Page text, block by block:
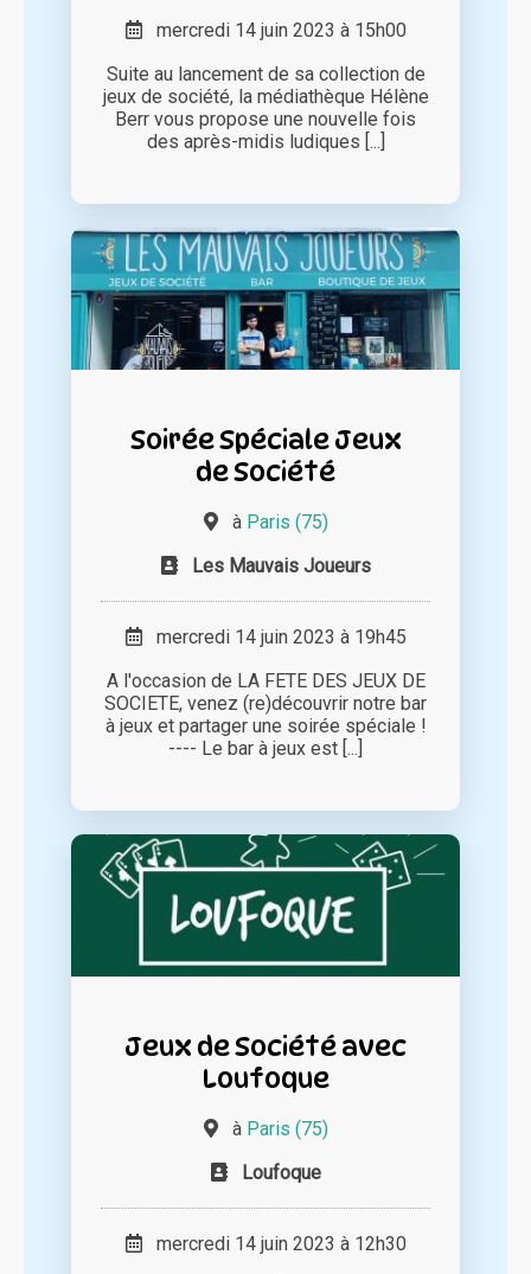
mercredi 14 juin 2023 à 15h00
Suite au lancement de sa collection de
jeux de société, la médiathèque Hélène
Berr vous propose une nouvelle fois
des après-midis ludiques [...]
Soirée Spéciale Jeux
de Société
à Paris (75)
Les Mauvais Joueurs
mercredi 14 juin 2023 à 19h45
A l'occasion de LA FETE DES JEUX DE
SOCIETE, venez (re)découvrir notre bar
à jeux et partager une soirée spéciale !
---- Le bar à jeux est [...]
Jeux de Société avec
Loufoque
à Paris (75)
Loufoque
mercredi 14 juin 2023 à 12h30